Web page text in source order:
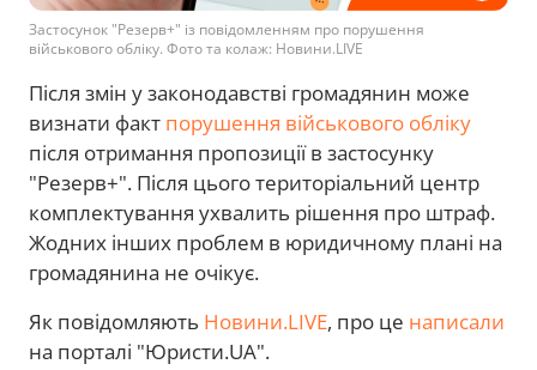
Застосунок "Резерв+" із повідомленням про порушення
військового обліку. Фото та колаж: Новини.LIVE
Після змін у законодавстві громадянин може
визнати факт порушення військового обліку
після отримання пропозиції в застосунку
"Резерв+". Після цього територіальний центр
комплектування ухвалить рішення про штраф.
Жодних інших проблем в юридичному плані на
громадянина не очікує.
Як повідомляють Новини.LIVE, про це написали
на порталі "Юристи.UA".